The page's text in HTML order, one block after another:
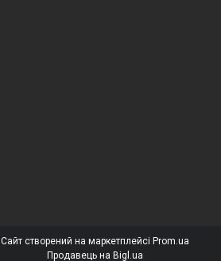
Сайт створений на маркетплейсі Prom.ua
Продавець на Bigl.ua